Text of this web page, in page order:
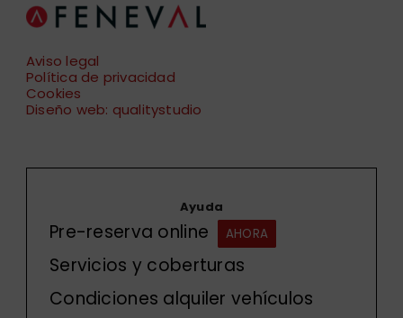
Aviso legal
Política de privacidad
Cookies
Diseño web: qualitystudio
Ayuda
Pre-reserva online AHORA
Servicios y coberturas
Condiciones alquiler vehículos